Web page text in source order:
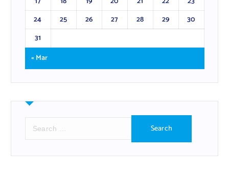
24
25 26 27 28 29
30
31
« Mar
r